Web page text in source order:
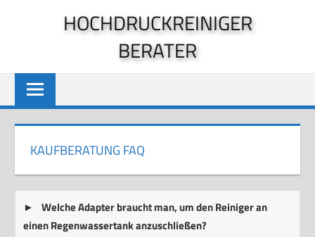
HOCHDRUCKREINIGER
BERATER
KAUFBERATUNG FAQ
Welche Adapter braucht man, um den Reiniger an
einen Regenwassertank anzuschließen?